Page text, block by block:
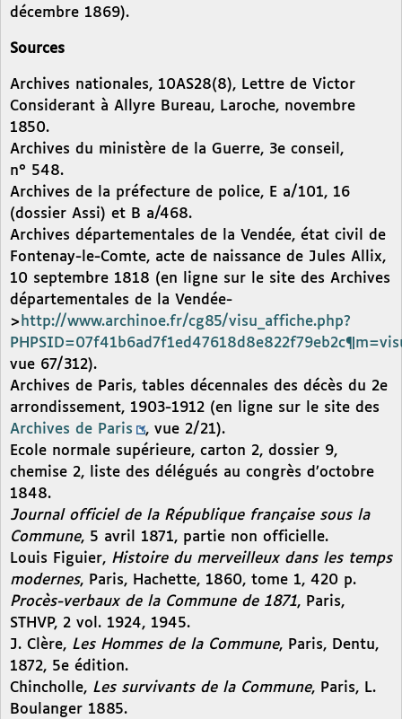
décembre 1869).
Sources
Archives nationales, 10AS28(8), Lettre de Victor
Considerant à Allyre Bureau, Laroche, novembre
1850.
Archives du ministère de la Guerre, 3e conseil,
n° 548.
Archives de la préfecture de police, E a/101, 16
(dossier Assi) et B a/468.
Archives départementales de la Vendée, état civil de
Fontenay-le-Comte, acte de naissance de Jules Allix,
10 septembre 1818 (en ligne sur le site des Archives
départementales de la Vendée-
> http://www.archinoe.fr/cg85/visu_affiche.php?
vue 67/312).
Archives de Paris, tables décennales des décès du 2e
arrondissement, 1903-1912 (en ligne sur le site des
Archives de Paris
, vue 2/21).
Ecole normale supérieure, carton 2, dossier 9,
chemise 2, liste des délégués au congrès d’octobre
1848.
Journal officiel de la République française sous la
Commune, 5 avril 1871, partie non officielle.
Louis Figuier, Histoire du merveilleux dans les temps
modernes, Paris, Hachette, 1860, tome 1, 420 p.
Procès-verbaux de la Commune de 1871, Paris,
STHVP, 2 vol. 1924, 1945.
J. Clère, Les Hommes de la Commune, Paris, Dentu,
1872, 5e édition.
Chincholle, Les survivants de la Commune, Paris, L.
Boulanger 1885.